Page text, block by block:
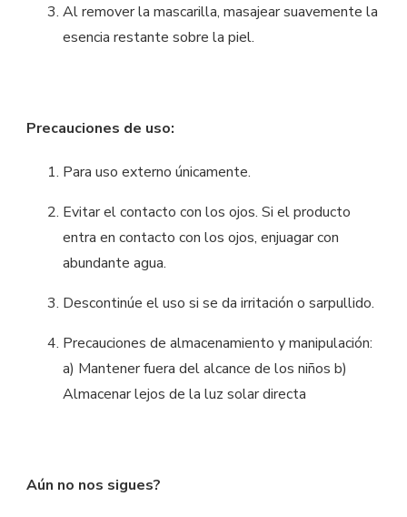
Al remover la mascarilla, masajear suavemente la
esencia restante sobre la piel.
Precauciones de uso:
Para uso externo únicamente.
Evitar el contacto con los ojos. Si el producto
entra en contacto con los ojos, enjuagar con
abundante agua.
Descontinúe el uso si se da irritación o sarpullido.
Precauciones de almacenamiento y manipulación:
a) Mantener fuera del alcance de los niños b)
Almacenar lejos de la luz solar directa
Aún no nos sigues?